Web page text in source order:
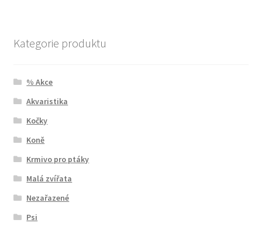
Kategorie produktu
% Akce
Akvaristika
Kočky
Koně
Krmivo pro ptáky
Malá zvířata
Nezařazené
Psi